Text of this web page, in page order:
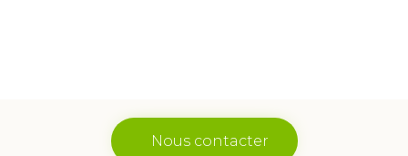
Nous contacter